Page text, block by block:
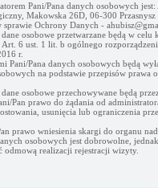
Pani/Pana danych osobowych
Makowska 26D, 06-300 Przasnysz
sprawie Ochrony Danych -
dane osobowe przetwarzane będą w
Art. 6 ust. 1 lit. b ogólnego
r.
Pani/Pana danych osobowych będą
na podstawie przepisów prawa
dane osobowe przechowywane będą
Pan prawo do żądania od
usunięcia lub ograniczenia
prawo wniesienia skargi do organu
osobowych jest dobrowolne,
odmową realizacji rejestracji wizyty.